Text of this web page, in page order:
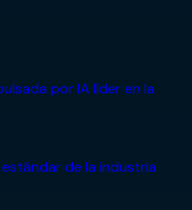
por IA líder en la
de la industria